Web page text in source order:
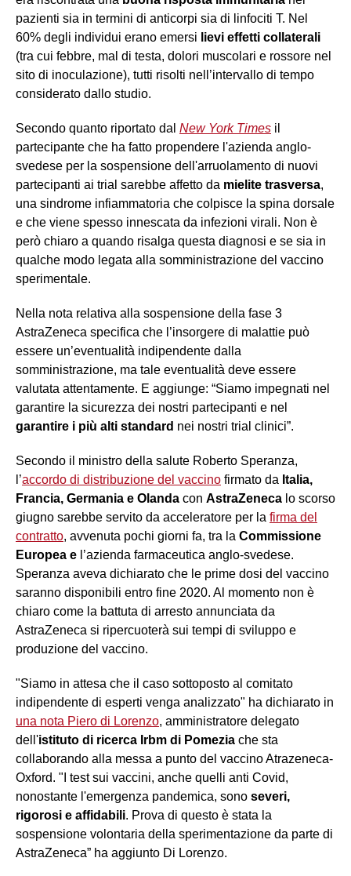
pazienti sia in termini di anticorpi sia di linfociti T. Nel
60% degli individui erano emersi lievi effetti collaterali
(tra cui febbre, mal di testa, dolori muscolari e rossore nel
sito di inoculazione), tutti risolti nell’intervallo di tempo
considerato dallo studio.
Secondo quanto riportato dal New York Times il
partecipante che ha fatto propendere l'azienda anglo-
svedese per la sospensione dell'arruolamento di nuovi
partecipanti ai trial sarebbe affetto da mielite trasversa,
una sindrome infiammatoria che colpisce la spina dorsale
e che viene spesso innescata da infezioni virali. Non è
però chiaro a quando risalga questa diagnosi e se sia in
qualche modo legata alla somministrazione del vaccino
sperimentale.
Nella nota relativa alla sospensione della fase 3
AstraZeneca specifica che l’insorgere di malattie può
essere un’eventualità indipendente dalla
somministrazione, ma tale eventualità deve essere
valutata attentamente. E aggiunge: “Siamo impegnati nel
garantire la sicurezza dei nostri partecipanti e nel
garantire i più alti standard nei nostri trial clinici”.
Secondo il ministro della salute Roberto Speranza,
l’accordo di distribuzione del vaccino firmato da Italia,
Francia, Germania e Olanda con AstraZeneca lo scorso
giugno sarebbe servito da acceleratore per la firma del
contratto, avvenuta pochi giorni fa, tra la Commissione
Europea e l’azienda farmaceutica anglo-svedese.
Speranza aveva dichiarato che le prime dosi del vaccino
saranno disponibili entro fine 2020. Al momento non è
chiaro come la battuta di arresto annunciata da
AstraZeneca si ripercuoterà sui tempi di sviluppo e
produzione del vaccino.
"Siamo in attesa che il caso sottoposto al comitato
indipendente di esperti venga analizzato" ha dichiarato in
una nota Piero di Lorenzo, amministratore delegato
dell'istituto di ricerca Irbm di Pomezia che sta
collaborando alla messa a punto del vaccino Atrazeneca-
Oxford. "I test sui vaccini, anche quelli anti Covid,
nonostante l'emergenza pandemica, sono severi,
rigorosi e affidabili. Prova di questo è stata la
sospensione volontaria della sperimentazione da parte di
AstraZeneca” ha aggiunto Di Lorenzo.